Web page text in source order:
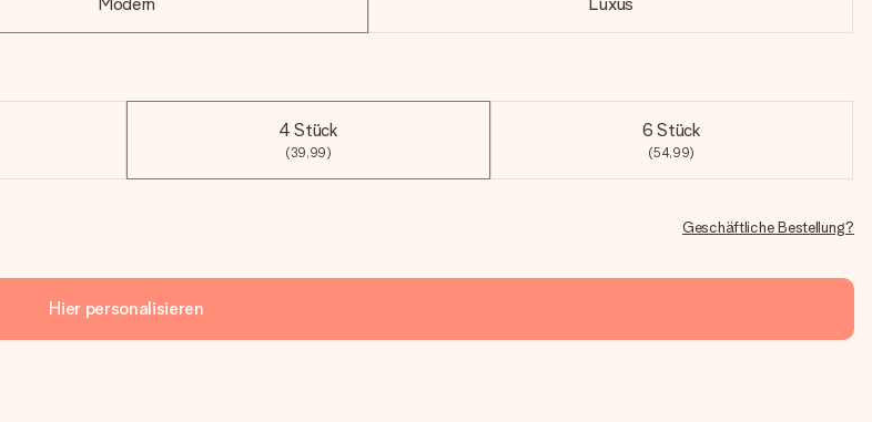
4 Stück
(39,99)
6 Stück
(54,99)
Geschäftliche Bestellung?
Hier personalisieren